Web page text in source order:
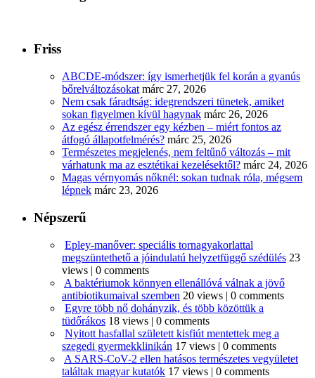
Friss
ABCDE‑módszer: így ismerhetjük fel korán a gyanús
bőrelváltozásokat márc 27, 2026
Nem csak fáradtság: idegrendszeri tünetek, amiket
sokan figyelmen kívül hagynak márc 26, 2026
Az egész érrendszer egy kézben – miért fontos az
átfogó állapotfelmérés? márc 25, 2026
Természetes megjelenés, nem feltűnő változás – mit
várhatunk ma az esztétikai kezelésektől? márc 24, 2026
Magas vérnyomás nőknél: sokan tudnak róla, mégsem
lépnek márc 23, 2026
Népszerű
Epley-manőver: speciális tornagyakorlattal
megszüntethető a jóindulatú helyzetfüggő szédülés 23
views | 0 comments
A baktériumok könnyen ellenállóvá válnak a jövő
antibiotikumaival szemben 20 views | 0 comments
Egyre több nő dohányzik, és több közöttük a
tüdőrákos 18 views | 0 comments
Nyitott hasfallal született kisfiút mentettek meg a
szegedi gyermekklinikán 17 views | 0 comments
A SARS-CoV-2 ellen hatásos természetes vegyületet
találtak magyar kutatók 17 views | 0 comments